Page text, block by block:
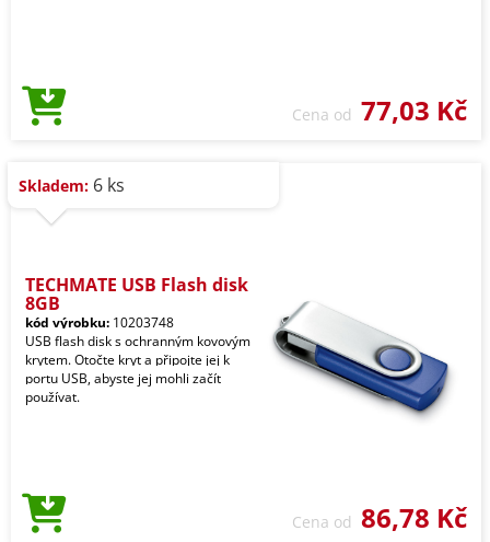
Cena od 77,03 Kč
Skladem: 6 ks
TECHMATE USB Flash disk
8GB
kód výrobku: 10203748
USB flash disk s ochranným kovovým
krytem. Otočte kryt a připojte jej k
portu USB, abyste jej mohli začít
používat.
Cena od 86,78 Kč